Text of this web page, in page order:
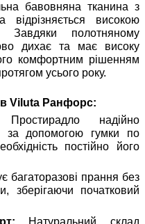
бавовняна тканина з
високою
Завдяки полотняному
дихає та має високу
комфортним рішенням
усього року.
Viluta Ранфорс:
надійно
за допомогою гумки по
постійно його
багаторазові прання без
зберігаючи початковий
Натуральний склад